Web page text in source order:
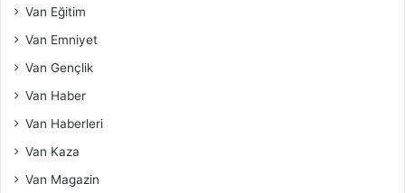
Van Eğitim
Van Emniyet
Van Gençlik
Van Haber
Van Haberleri
Van Kaza
Van Magazin